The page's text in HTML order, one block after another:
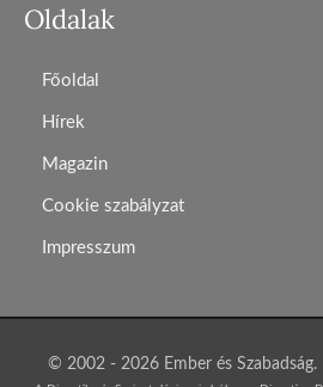
Oldalak
Főoldal
Hírek
Magazin
Cookie szabályzat
Impresszum
© 2002 - 2026 Ember és